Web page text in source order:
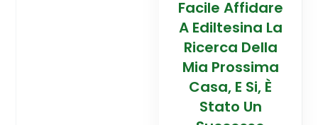
Facile Affidare
A Ediltesina La
Ricerca Della
Mia Prossima
Casa, E Si, È
Stato Un